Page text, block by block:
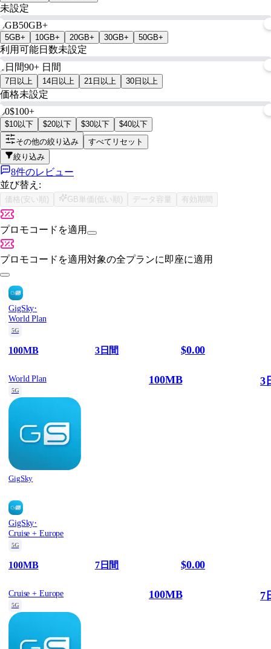
未設定
0GB50GB+
5GB+ 10GB+ 20GB+ 30GB+ 50GB+
利用可能日数未設定
1日間90+ 日間
7日以上 14日以上 21日以上 30日以上
価格未設定
$0$100+
$10以下 $20以下 $30以下
$40以下
その他の絞り込み
すべてリセット
絞り込み
8件のレビュー
並び替え:
価格(安い順) GB単価(低い順) データ容量 有効期間
プロモコードを適用
プロモコードを適用対象の全プランに即座に適用
GigSky·
World Plan
5G
100MB 3日間 $0.00
World Plan
5G
GigSky
100MB 3
GigSky·
Cruise + Europe
5G
100MB 7日間 $0.00
Cruise + Europe
5G
100MB 7